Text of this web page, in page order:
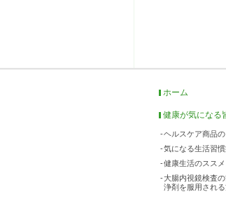
ホーム
健康が気になる
ヘルスケア商品
気になる生活習慣
健康生活のススメ
大腸内視鏡検査
浄剤を服用され